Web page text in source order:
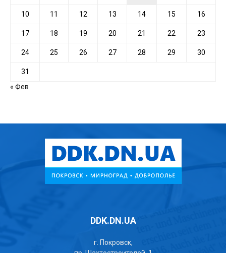
10 11 12 13 14 15 16
17 18 19 20 21 22 23
24 25 26 27 28 29 30
31
« Фев
DDK.DN.UA
г. Покровск,